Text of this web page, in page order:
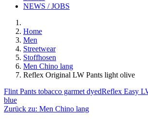
NEWS / JOBS
Home
Men
Streetwear
Stoffhosen
Men Chino lang
Reflex Original LW Pants light olive
Flint Pants tobacco garmet dyedReflex Easy
blue
Zurück zu: Men Chino lang